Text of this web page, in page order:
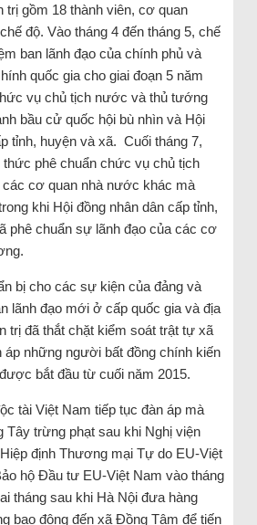
trị gồm 18 thành viên, cơ quan
độ. Vào tháng 4 đến tháng 5, chế
ban lãnh đạo của chính phủ và
quốc gia cho giai đoạn 5 năm
vụ chủ tịch nước và thủ tướng
bầu cử quốc hội bù nhìn và Hội
tỉnh, huyện và xã. Cuối tháng 7,
phê chuẩn chức vụ chủ tịch
cơ quan nhà nước khác mà
khi Hội đồng nhân dân cấp tỉnh,
phê chuẩn sự lãnh đạo của các cơ
bị cho các sự kiện của đảng và
lãnh đạo mới ở cấp quốc gia và địa
trị đã thắt chặt kiểm soát trật tự xã
những người bất đồng chính kiến
bắt đầu từ cuối năm 2015.
tài Việt Nam tiếp tục đàn áp mà
Tây trừng phạt sau khi Nghị viện
định Thương mại Tự do EU-Việt
hộ Đầu tư EU-Việt Nam vào tháng
tháng sau khi Hà Nội đưa hàng
bạo động đến xã Đồng Tâm để tiến